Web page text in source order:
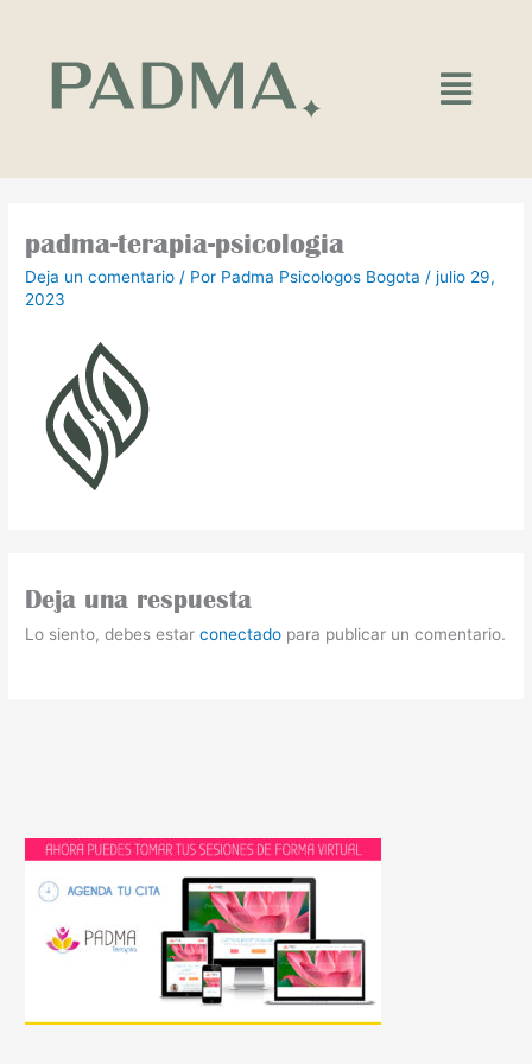
contenido
Main
Menu
padma-terapia-psicologia
Deja un comentario / Por Padma Psicologos Bogota /julio 29,
2023
Deja una respuesta
Lo siento, debes estarconectado para publicar un comentario.